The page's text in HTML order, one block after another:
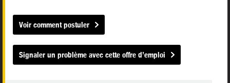
Voir comment postuler
Signaler un problème avec cette offre d’emploi